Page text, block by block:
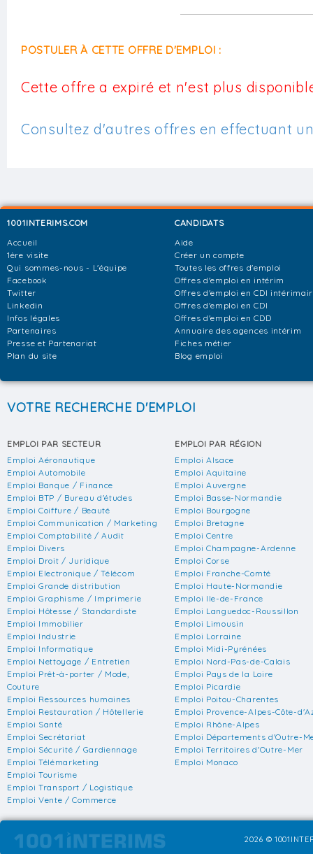
POSTULER À CETTE OFFRE D'EMPLOI :
Cette offre a expiré et n'est plus
Consultez d'autres offres en effectuant
1001INTERIMS.COM
Accueil
1ère visite
Qui sommes-nous - L'équipe
Facebook
Twitter
Linkedin
Infos légales
Partenaires
Presse et Partenariat
Plan du site
CANDIDATS
Aide
Créer un compte
Toutes les offres d'emploi
Offres d'emploi en intérim
Offres d'emploi en CDI
Offres d'emploi en CDI
Offres d'emploi en CDD
Annuaire des agences intérim
Fiches métier
Blog emploi
VOTRE RECHERCHE D'EMPLOI
EMPLOI PAR SECTEUR
Emploi Aéronautique
Emploi Automobile
Emploi Banque / Finance
Emploi BTP / Bureau d'études
Emploi Coiffure / Beauté
Emploi Communication / Marketing
Emploi Comptabilité / Audit
Emploi Divers
Emploi Droit / Juridique
Emploi Electronique / Télécom
Emploi Grande distribution
Emploi Graphisme / Imprimerie
Emploi Hôtesse / Standardiste
Emploi Immobilier
Emploi Industrie
Emploi Informatique
Emploi Nettoyage / Entretien
Emploi Prêt-à-porter / Mode,
Couture
Emploi Ressources humaines
Emploi Restauration / Hôtellerie
Emploi Santé
Emploi Secrétariat
Emploi Sécurité / Gardiennage
Emploi Télémarketing
Emploi Tourisme
Emploi Transport / Logistique
Emploi Vente / Commerce
EMPLOI PAR RÉGION
Emploi Alsace
Emploi Aquitaine
Emploi Auvergne
Emploi Basse-Normandie
Emploi Bourgogne
Emploi Bretagne
Emploi Centre
Emploi Champagne-Ardenne
Emploi Corse
Emploi Franche-Comté
Emploi Haute-Normandie
Emploi Ile-de-France
Emploi Languedoc-Roussillon
Emploi Limousin
Emploi Lorraine
Emploi Midi-Pyrénées
Emploi Nord-Pas-de-Calais
Emploi Pays de la Loire
Emploi Picardie
Emploi Poitou-Charentes
Emploi Provence-Alpes-Côte-
Emploi Rhône-Alpes
Emploi Départements d'Outre-
Emploi Territoires d'Outre-Mer
Emploi Monaco
2026 ©